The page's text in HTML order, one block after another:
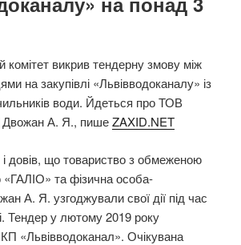
викрив тендерну змову між
на закупівлі «Львівводоканалу» із
води. Йдеться про ТОВ
А. Я., пишеZAXID.NET
довів, що товариство з обмеженою
«ГАЛІО» та фізична особа-
А. Я. узгоджували свої дії під час
Тендер у лютому 2019 року
«Львівводоканал». Очікувана